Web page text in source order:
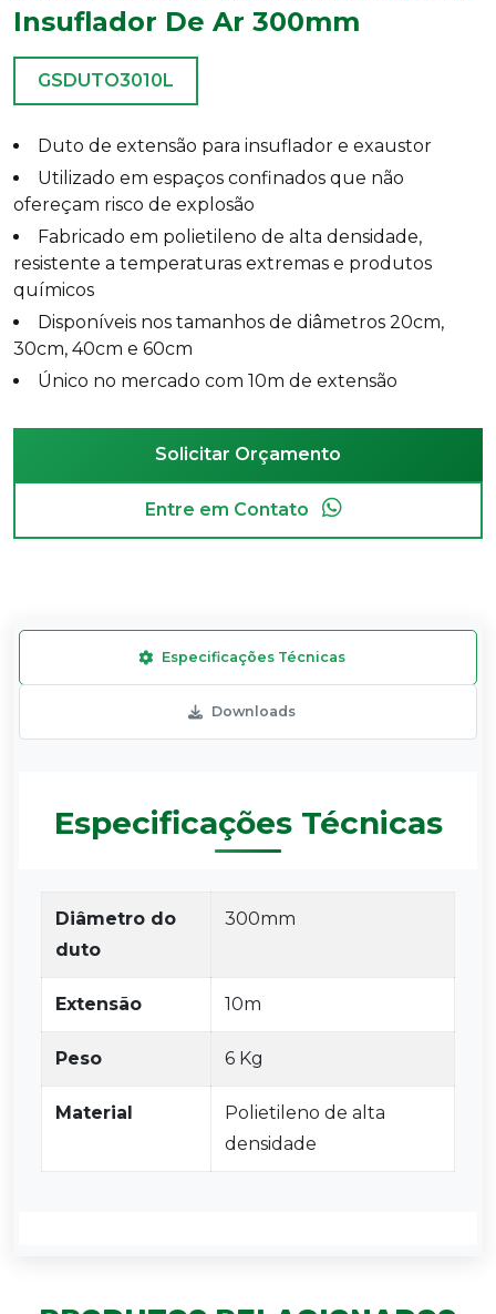
Insuflador De Ar 300mm
GSDUTO3010L
Duto de extensão para insuflador e exaustor
Utilizado em espaços confinados que não
ofereçam risco de explosão
Fabricado em polietileno de alta densidade,
resistente a temperaturas extremas e produtos
químicos
Disponíveis nos tamanhos de diâmetros 20cm,
30cm, 40cm e 60cm
Único no mercado com 10m de extensão
Solicitar Orçamento
Entre em Contato
Especificações Técnicas
Downloads
Especificações Técnicas
Diâmetro do
duto
300mm
Extensão 10m
Peso 6 Kg
Material
Polietileno de alta
densidade